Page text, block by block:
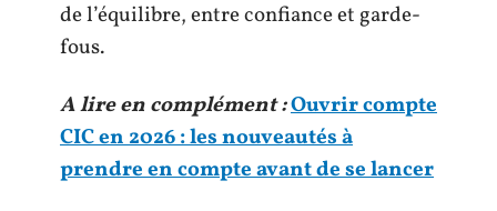
de l’équilibre, entre confiance et garde-
fous.
A lire en complément :Ouvrir compte
CIC en 2026 : les nouveautés à
prendre en compte avant de se lancer